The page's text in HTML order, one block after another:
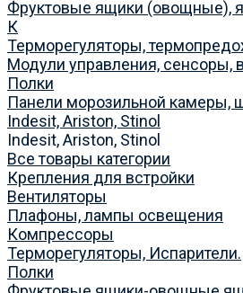
Фруктовые ящики (овощные),
К
Терморегуляторы,
Модули управления, сенсоры,
Полки
Панели морозильной камеры,
Indesit, Ariston, Stinol
Indesit, Ariston, Stinol
Все товары категории
Крепления для встройки
Вентиляторы
Плафоны, лампы освещения
Компрессоры
Терморегуляторы, Испарители.
Полки